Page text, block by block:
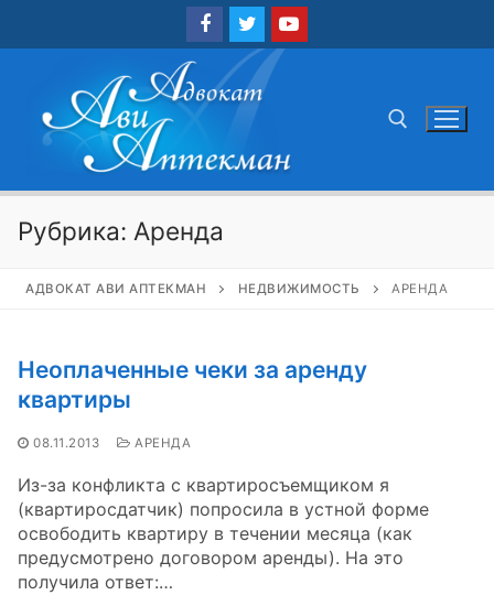
Рубрика: Аренда
АДВОКАТ АВИ АПТЕКМАН НЕДВИЖИМОСТЬ АРЕНДА
Неоплаченные чеки за аренду
квартиры
08.11.2013 АРЕНДА
Из-за конфликта с квартиросъемщиком я
(квартиросдатчик) попросила в устной форме
освободить квартиру в течении месяца (как
предусмотрено договором аренды). На это
получила ответ:…